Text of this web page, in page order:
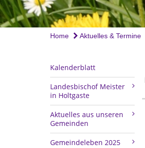
Home Aktuelles & Termine
Kalenderblatt
Landesbischof Meister
in Holtgaste
Aktuelles aus unseren
Gemeinden
Gemeindeleben 2025